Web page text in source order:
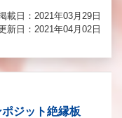
載日：2021年03月29日
新日：2021年04月02日
ジット絶縁板